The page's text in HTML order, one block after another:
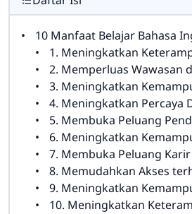
10 Manfaat Belajar Bahasa
1. Meningkatkan
2. Memperluas Wawasan
3. Meningkatkan
4. Meningkatkan Percaya Diri
5. Membuka Peluang
6. Meningkatkan Kemampuan
7. Membuka Peluang
8. Memudahkan Akses terhadap
9. Meningkatkan
10. Meningkatkan Keterampilan